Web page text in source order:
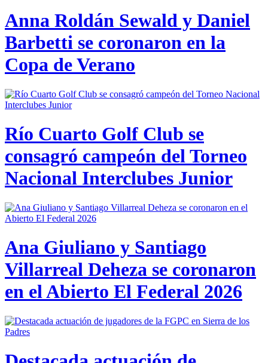
Anna Roldán Sewald y Daniel
Barbetti se coronaron en la
Copa de Verano
Río Cuarto Golf Club se
consagró campeón del Torneo
Nacional Interclubes Junior
Ana Giuliano y Santiago
Villarreal Deheza se coronaron
en el Abierto El Federal 2026